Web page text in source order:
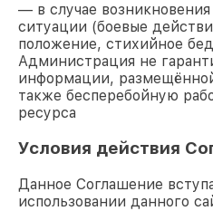
— в случае
ситуации (боевые
положение, стихийное
Администрация не
информации,
также бесперебойную
ресурса
Условия действия
Данное Соглашение
использовании данного